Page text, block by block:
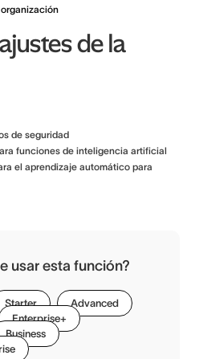
de la
de seguridad
funciones de inteligencia artificial
el aprendizaje automático para
usar esta función?
Starter
Advanced
Enterprise+
Business